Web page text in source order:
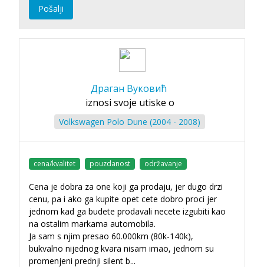
Pošalji
Драган Вуковић
iznosi svoje utiske o
Volkswagen Polo Dune (2004 - 2008)
cena/kvalitet pouzdanost održavanje
Cena je dobra za one koji ga prodaju, jer dugo drzi
cenu, pa i ako ga kupite opet cete dobro proci jer
jednom kad ga budete prodavali necete izgubiti kao
na ostalim markama automobila.
Ja sam s njim presao 60.000km (80k-140k),
bukvalno nijednog kvara nisam imao, jednom su
promenjeni prednji silent b...